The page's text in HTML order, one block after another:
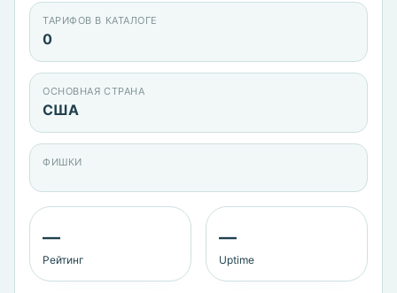
ТАРИФОВ В КАТАЛОГЕ
0
ОСНОВНАЯ СТРАНА
США
ФИШКИ
—
Рейтинг
—
Uptime